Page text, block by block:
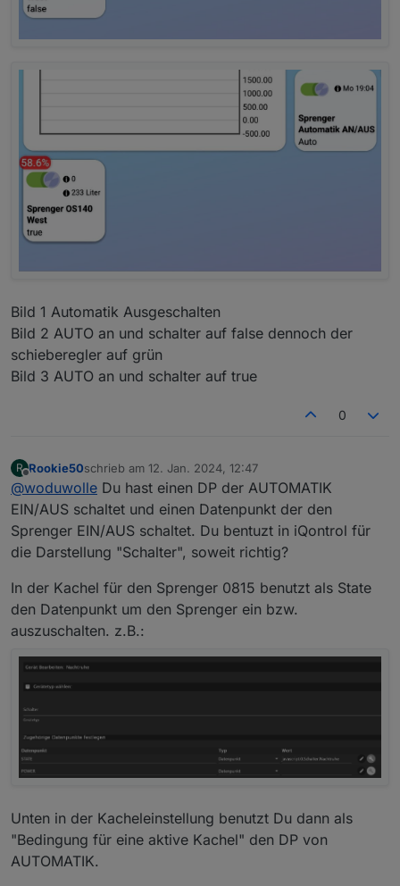
Bild 1 Automatik Ausgeschalten
Bild 2 AUTO an und schalter auf false dennoch der
schieberegler auf grün
Bild 3 AUTO an und schalter auf true
0
R
Offline
Rookie50schrieb am 12. Jan. 2024, 12:47
zuletzt editiert von
@woduwolle Du hast einen DP der AUTOMATIK
EIN/AUS schaltet und einen Datenpunkt der den
Sprenger EIN/AUS schaltet. Du bentuzt in iQontrol für
die Darstellung "Schalter", soweit richtig?
In der Kachel für den Sprenger 0815 benutzt als State
den Datenpunkt um den Sprenger ein bzw.
auszuschalten. z.B.:
Unten in der Kacheleinstellung benutzt Du dann als
"Bedingung für eine aktive Kachel" den DP von
AUTOMATIK.